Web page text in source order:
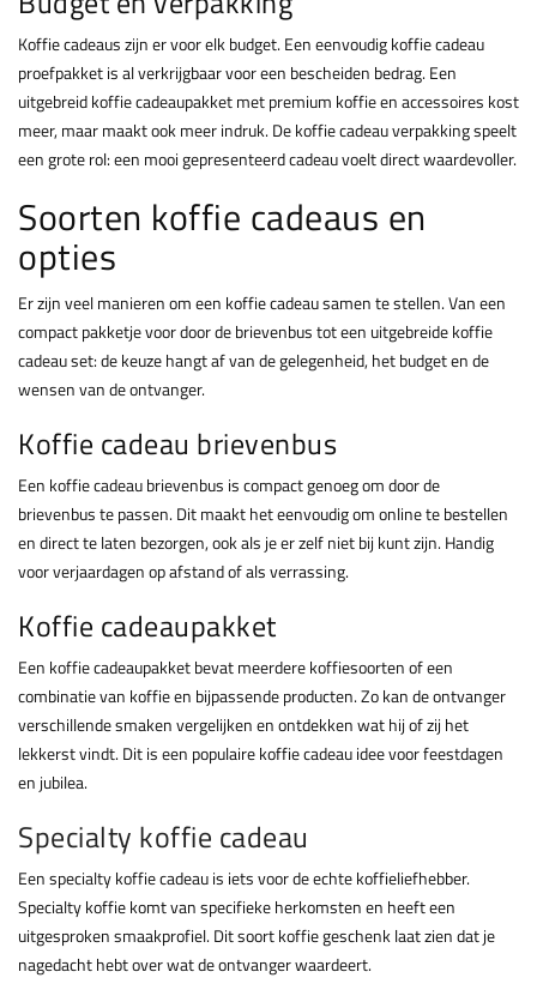
Koffie cadeaus zijn er voor elk budget. Een eenvoudig koffie cadeau
proefpakket is al verkrijgbaar voor een bescheiden bedrag. Een
uitgebreid koffie cadeaupakket met premium koffie en accessoires kost
meer, maar maakt ook meer indruk. De koffie cadeau verpakking speelt
een grote rol: een mooi gepresenteerd cadeau voelt direct waardevoller.
Soorten koffie cadeaus en
opties
Er zijn veel manieren om een koffie cadeau samen te stellen. Van een
compact pakketje voor door de brievenbus tot een uitgebreide koffie
cadeau set: de keuze hangt af van de gelegenheid, het budget en de
wensen van de ontvanger.
Koffie cadeau brievenbus
Een koffie cadeau brievenbus is compact genoeg om door de
brievenbus te passen. Dit maakt het eenvoudig om online te bestellen
en direct te laten bezorgen, ook als je er zelf niet bij kunt zijn. Handig
voor verjaardagen op afstand of als verrassing.
Koffie cadeaupakket
Een koffie cadeaupakket bevat meerdere koffiesoorten of een
combinatie van koffie en bijpassende producten. Zo kan de ontvanger
verschillende smaken vergelijken en ontdekken wat hij of zij het
lekkerst vindt. Dit is een populaire koffie cadeau idee voor feestdagen
en jubilea.
Specialty koffie cadeau
Een specialty koffie cadeau is iets voor de echte koffieliefhebber.
Specialty koffie komt van specifieke herkomsten en heeft een
uitgesproken smaakprofiel. Dit soort koffie geschenk laat zien dat je
nagedacht hebt over wat de ontvanger waardeert.